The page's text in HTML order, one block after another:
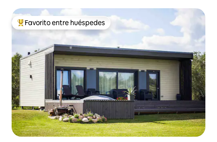
Favorito entre huéspedes preferido
Favorito entre huéspedes